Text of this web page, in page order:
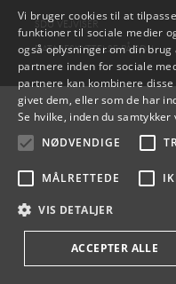
SDU VEJVISER
DATABESKYTTELSE PÅ SDU
Vi bruger cookies til at
funktioner til sociale medier
også oplysninger om din
partnere inden for sociale
partnere kan kombinere
givet dem, eller som de har
Se hvilke, inden du
NØDVENDIGE
MÅLRETTEDE
VIS DETALJER
ACCEPTER ALLE